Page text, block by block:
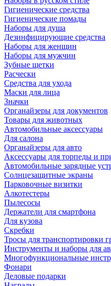
Гигиенические средства
Гигиенические помады
Наборы для душа
Дезинфицирующие средства
Наборы для женщин
Наборы для мужчин
Зубные щетки
Расчески
Средства для ухода
Маски для лица
Значки
Органайзеры для документов
Товары для животных
Автомобильные аксессуары
Для салона
Органайзеры для авто
Аксессуары для торпеды и
Автомобильные зарядные
Солнцезащитные экраны
Парковочные визитки
Алкотестеры
Пылесосы
Держатели для смартфона
Для кузова
Скребки
Тросы для транспортировки
Инструменты и наборы для
Многофункциональные
Фонари
Деловые подарки